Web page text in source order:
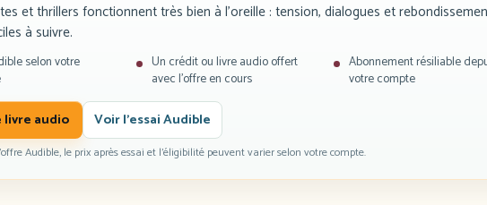
et thrillers fonctionnent très bien à l’oreille : tension, dialogues et
à suivre.
selon votre
Un crédit ou livre audio offert
avec l’offre en cours
Abonnement résiliable
votre compte
livre audio Voir l’essai Audible
Audible, le prix après essai et l’éligibilité peuvent varier selon votre compte.